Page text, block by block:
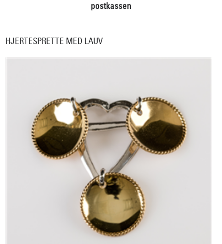
postkassen
HJERTESPRETTE MED LAUV